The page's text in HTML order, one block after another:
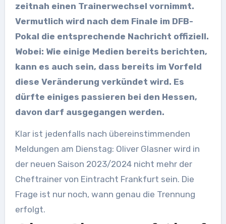
zeitnah einen Trainerwechsel vornimmt.
Vermutlich wird nach dem Finale im DFB-
Pokal die entsprechende Nachricht offiziell.
Wobei: Wie einige Medien bereits berichten,
kann es auch sein, dass bereits im Vorfeld
diese Veränderung verkündet wird. Es
dürfte einiges passieren bei den Hessen,
davon darf ausgegangen werden.
Klar ist jedenfalls nach übereinstimmenden
Meldungen am Dienstag: Oliver Glasner wird in
der neuen Saison 2023/2024 nicht mehr der
Cheftrainer von Eintracht Frankfurt sein. Die
Frage ist nur noch, wann genau die Trennung
erfolgt.